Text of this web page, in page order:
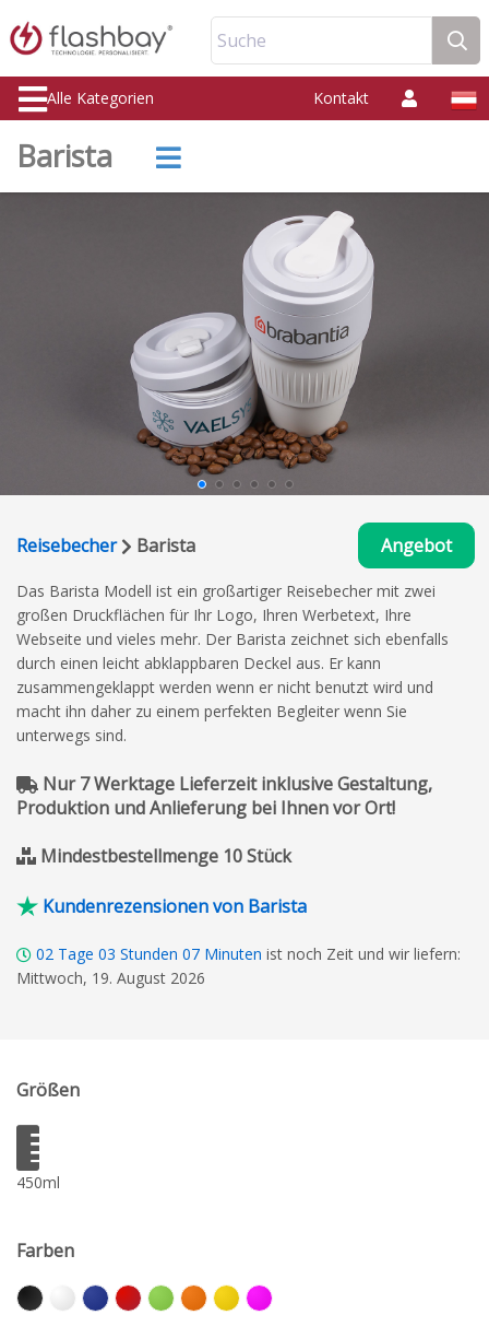
Suche
Alle Kategorien Kontakt
Barista
Reisebecher Barista Angebot
Das Barista Modell ist ein großartiger Reisebecher mit zwei
großen Druckflächen für Ihr Logo, Ihren Werbetext, Ihre
Webseite und vieles mehr. Der Barista zeichnet sich ebenfalls
durch einen leicht abklappbaren Deckel aus. Er kann
zusammengeklappt werden wenn er nicht benutzt wird und
macht ihn daher zu einem perfekten Begleiter wenn Sie
unterwegs sind.
Nur 7 Werktage Lieferzeit inklusive Gestaltung,
Produktion und Anlieferung bei Ihnen vor Ort!
Mindestbestellmenge 10 Stück
Kundenrezensionen von Barista
02 Tage 03 Stunden 07 Minuten ist noch Zeit und wir liefern:
Mittwoch, 19. August 2026
Größen
450ml
Farben